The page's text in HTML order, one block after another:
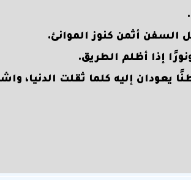
السفن أثمن كنوز الموانئ.
إذا أظلم الطريق.
إليه كلما ثقلت الدنيا،